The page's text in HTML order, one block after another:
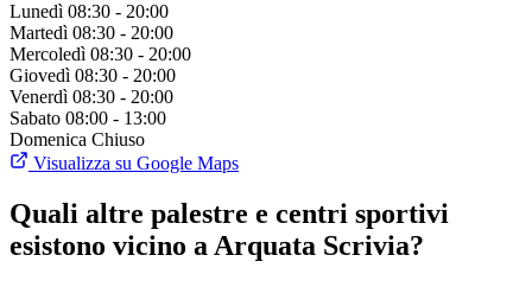
Lunedì 08:30 - 20:00
Martedì 08:30 - 20:00
Mercoledì 08:30 - 20:00
Giovedì 08:30 - 20:00
Venerdì 08:30 - 20:00
Sabato 08:00 - 13:00
Domenica Chiuso
Visualizza su Google Maps
Quali altre palestre e centri sportivi
esistono vicino a Arquata Scrivia?